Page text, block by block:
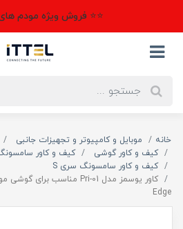
⭐⭐ فروش ویژه مودم
خانه موبایل و کامپیوتر و تجهیزات جانبی
کیف و کاور گوشی
کیف و کاور
کیف و کاور سامسونگ سری S
Edge